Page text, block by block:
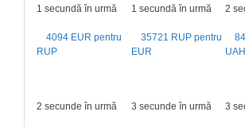
1 secundă în urmă
4094 EUR pentru
RUP
1 secundă în urmă
35721 RUP pentru
EUR
2
UAH
2 secunde în urmă 3 secunde în urmă 3